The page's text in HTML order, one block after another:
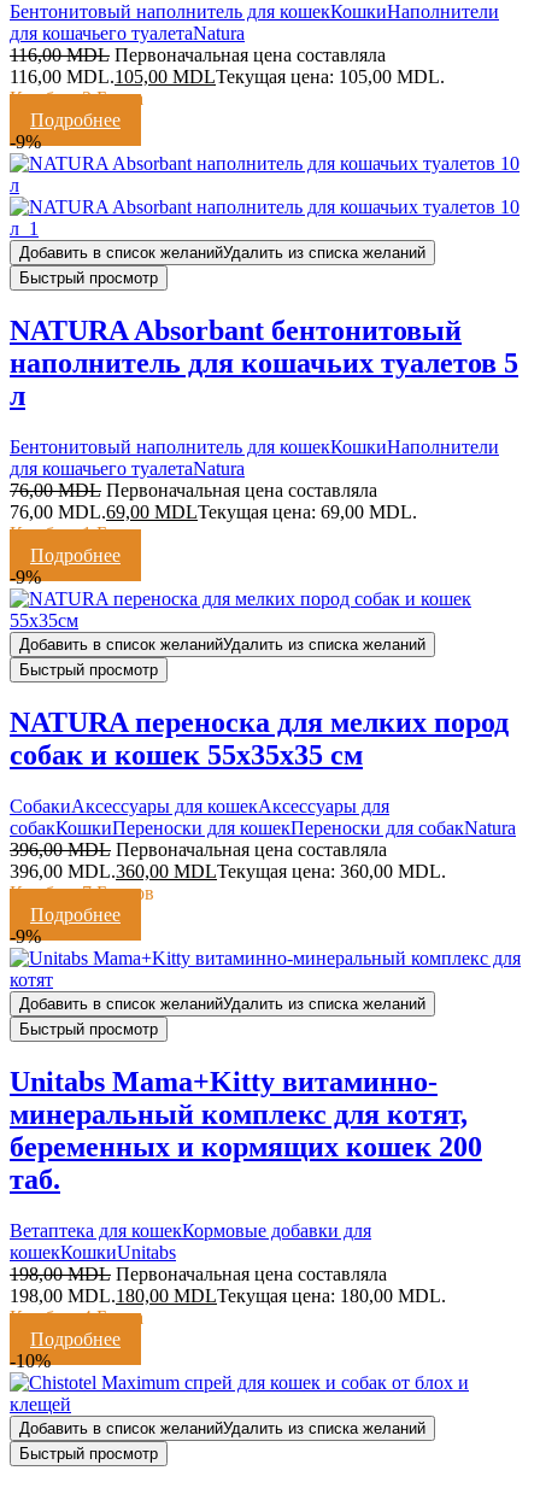
Бентонитовый наполнитель для кошекКошкиНаполнители
для кошачьего туалетаNatura
116,00MDL Первоначальная цена составляла
116,00 MDL.105,00 MDLТекущая цена: 105,00 MDL.
Кешбэк:2 Балла
Подробнее
-9%
Добавить в список желанийУдалить из списка желаний
Быстрый просмотр
NATURA Absorbant бентонитовый
наполнитель для кошачьих туалетов 5
л
Бентонитовый наполнитель для кошекКошкиНаполнители
для кошачьего туалетаNatura
76,00MDL Первоначальная цена составляла
76,00 MDL.69,00 MDLТекущая цена: 69,00 MDL.
Кешбэк:1 Балл
Подробнее
-9%
Добавить в список желанийУдалить из списка желаний
Быстрый просмотр
NATURA переноска для мелких пород
собак и кошек 55x35x35 см
CобакиАксессуары для кошекАксессуары для
собакКошкиПереноски для кошекПереноски для собакNatura
396,00MDL Первоначальная цена составляла
396,00 MDL.360,00 MDLТекущая цена: 360,00 MDL.
Кешбэк:7 Баллов
Подробнее
-9%
Добавить в список желанийУдалить из списка желаний
Быстрый просмотр
Unitabs Mama+Kitty витаминно-
минеральный комплекс для котят,
беременных и кормящих кошек 200
таб.
Ветаптека для кошекКормовые добавки для
кошекКошкиUnitabs
198,00MDL Первоначальная цена составляла
198,00 MDL.180,00 MDLТекущая цена: 180,00 MDL.
Кешбэк:4 Балла
Подробнее
-10%
Добавить в список желанийУдалить из списка желаний
Быстрый просмотр